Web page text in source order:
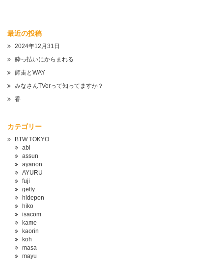
最近の投稿
2024年12月31日
酔っ払いにからまれる
師走とWAY
みなさんTVerって知ってますか？
香
カテゴリー
BTW TOKYO
abi
assun
ayanon
AYURU
fuji
getty
hidepon
hiko
isacom
kame
kaorin
koh
masa
mayu